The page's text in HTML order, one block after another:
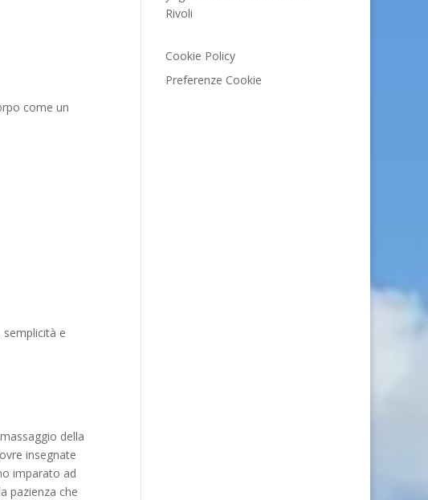
come un
e
della
insegnate
imparato ad
pazienza che
Rivoli
Cookie Policy
Preferenze Cookie